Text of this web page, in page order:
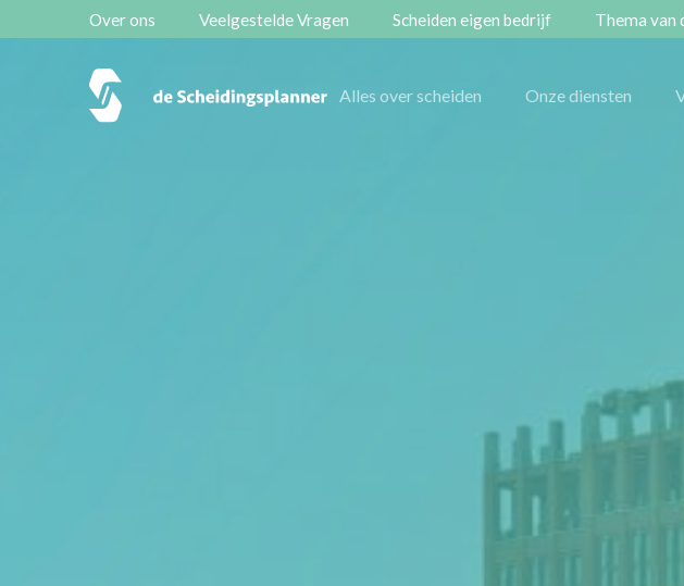
Over ons Veelgestelde Vragen Scheiden eigen bedrijf Thema van
Alles over scheiden Onze diensten
Contact